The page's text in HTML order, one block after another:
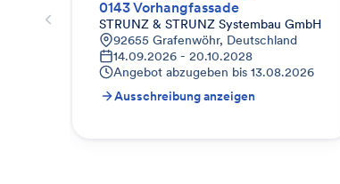
0143 Vorhangfassade
STRUNZ & STRUNZ Systembau GmbH
92655 Grafenwöhr, Deutschland
14.09.2026 - 20.10.2028
Angebot abzugeben bis 13.08.2026
Ausschreibung anzeigen